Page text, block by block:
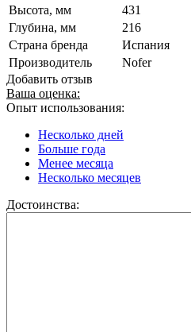
Высота, мм
431
Глубина, мм
216
Страна бренда
Испания
Производитель
Nofer
Добавить отзыв
Ваша оценка:
Опыт использования:
Несколько дней
Больше года
Менее месяца
Несколько месяцев
Достоинства: